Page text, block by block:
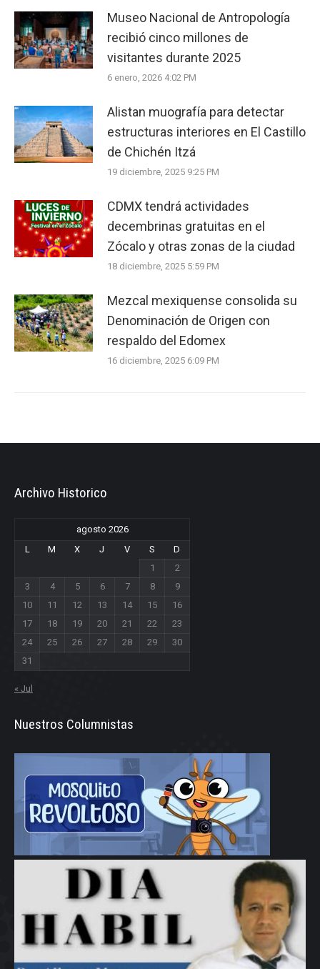
Museo Nacional de Antropología
recibió cinco millones de
visitantes durante 2025
6 enero, 2026 4:02 PM
Alistan muografía para detectar
estructuras interiores en El Castillo
de Chichén Itzá
19 diciembre, 2025 9:25 PM
CDMX tendrá actividades
decembrinas gratuitas en el
Zócalo y otras zonas de la ciudad
18 diciembre, 2025 5:59 PM
Mezcal mexiquense consolida su
Denominación de Origen con
respaldo del Edomex
16 diciembre, 2025 6:09 PM
Archivo Historico
agosto 2026
L
M X J V S
D
1
2
3
4 5 6 7 8
9
10
11 12 13 14 15
16
17
18 19 20 21 22
23
24
25 26 27 28 29
30
31
« Jul
Nuestros Columnistas